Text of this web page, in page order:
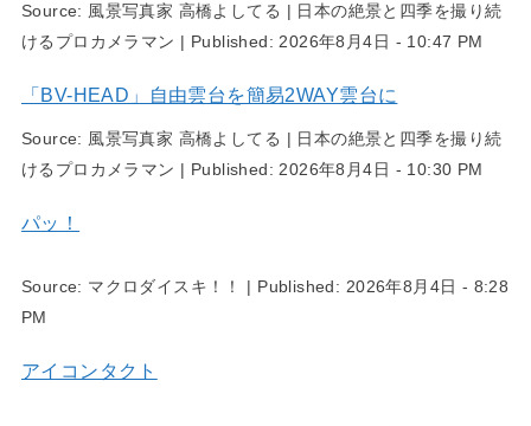
Source: 風景写真家 高橋よしてる | 日本の絶景と四季を撮り続
けるプロカメラマン | Published: 2026年8月4日 - 10:47 PM
「BV-HEAD」自由雲台を簡易2WAY雲台に
Source: 風景写真家 高橋よしてる | 日本の絶景と四季を撮り続
けるプロカメラマン | Published:2026年8月4日 - 10:30 PM
パッ！
Source: マクロダイスキ！！ | Published: 2026年8月4日 - 8:28
PM
アイコンタクト